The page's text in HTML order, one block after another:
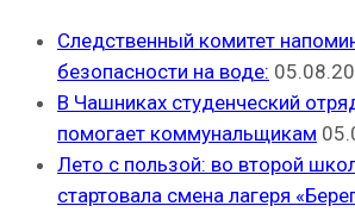
Следственный комитет
безопасности на воде:
В Чашниках студенческий
помогает коммунальщикам
Лето с пользой: во второй
стартовала смена лагеря